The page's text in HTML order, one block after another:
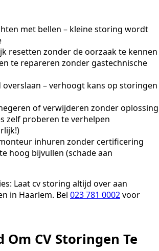
met bellen – kleine storing wordt
resetten zonder de oorzaak te kennen
te repareren zonder gastechnische
– verhoogt kans op storingen
of verwijderen zonder oplossing
zelf proberen te verhelpen
inhuren zonder certificering
hoog bijvullen (schade aan
Laat cv storing altijd over aan
in Haarlem. Bel 023 781 0002voor
Om CV Storingen Te